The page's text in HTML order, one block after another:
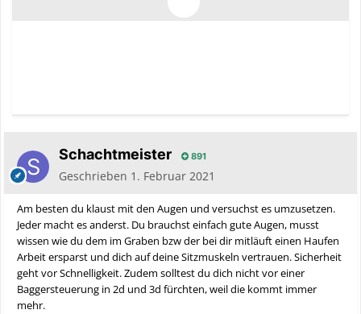
Schachtmeister 891
Geschrieben 1. Februar 2021
Am besten du klaust mit den Augen und versuchst es umzusetzen.
Jeder macht es anderst. Du brauchst einfach gute Augen, musst
wissen wie du dem im Graben bzw der bei dir mitläuft einen Haufen
Arbeit ersparst und dich auf deine Sitzmuskeln vertrauen. Sicherheit
geht vor Schnelligkeit. Zudem solltest du dich nicht vor einer
Baggersteuerung in 2d und 3d fürchten, weil die kommt immer
mehr.